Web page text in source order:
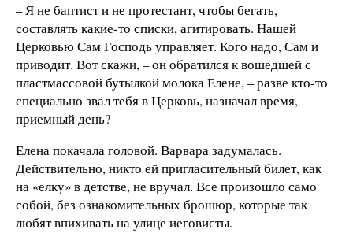
– Я не баптист и не протестант, чтобы бегать,
составлять какие-то списки, агитировать. Нашей
Церковью Сам Господь управляет. Кого надо, Сам и
приводит. Вот скажи, – он обратился к вошедшей с
пластмассовой бутылкой молока Елене, – разве кто-то
специально звал тебя в Церковь, назначал время,
приемный день?
Елена покачала головой. Варвара задумалась.
Действительно, никто ей пригласительный билет, как
на «елку» в детстве, не вручал. Все произошло само
собой, без ознакомительных брошюр, которые так
любят впихивать на улице иеговисты.